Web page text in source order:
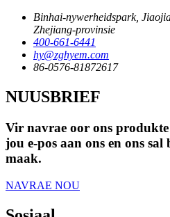
Binhai-nywerheidspark,
Zhejiang-provinsie
400-661-6441
hy@zghyem.com
86-0576-81872617
NUUSBRIEF
Vir navrae oor ons produkte
jou e-pos aan ons en ons
maak.
NAVRAE NOU